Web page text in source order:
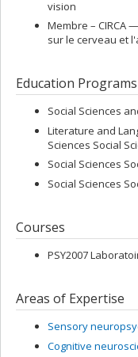
vision
Membre – CIRCA
sur le cerveau et
Education Programs
Social Sciences
Literature and
Sciences Social
Social Sciences
Social Sciences
Courses
PSY2007
Areas of Expertise
Sensory
Cognitive